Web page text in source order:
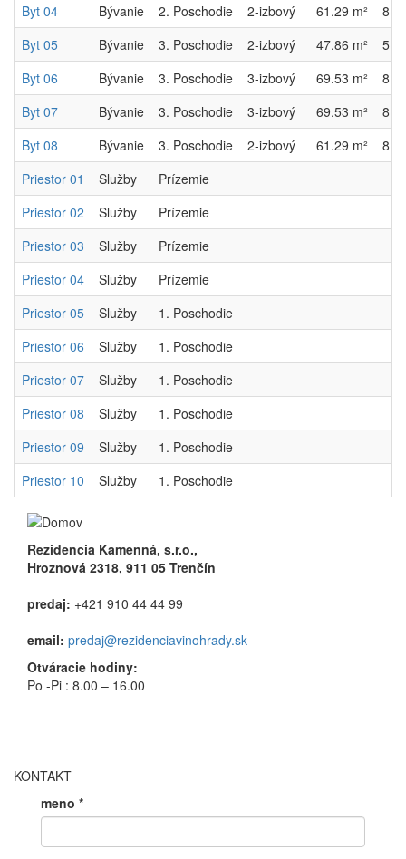
Byt 04
Bývanie 2. Poschodie 2-izbový 61.29 m²
Byt 05
Bývanie 3. Poschodie 2-izbový 47.86 m²
Byt 06
Bývanie 3. Poschodie 3-izbový 69.53 m²
Byt 07
Bývanie 3. Poschodie 3-izbový 69.53 m²
Byt 08
Bývanie 3. Poschodie 2-izbový 61.29 m²
Priestor 01
Služby
Prízemie
Priestor 02
Služby
Prízemie
Priestor 03
Služby
Prízemie
Priestor 04
Služby
Prízemie
Priestor 05
Služby
1. Poschodie
Priestor 06
Služby
1. Poschodie
Priestor 07
Služby
1. Poschodie
Priestor 08
Služby
1. Poschodie
Priestor 09
Služby
1. Poschodie
Priestor 10
Služby 1. Poschodie
Rezidencia Kamenná, s.r.o.,
Hroznová 2318, 911 05 Trenčín
predaj: +421 910 44 44 99
email: predaj@rezidenciavinohrady.sk
Otváracie hodiny:
Po -Pi : 8.00 – 16.00
KONTAKT
meno *